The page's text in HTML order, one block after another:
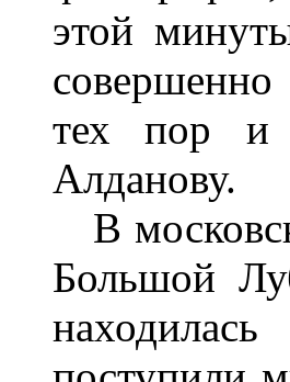
этой
тех пор и
Алданову.
В
Большой